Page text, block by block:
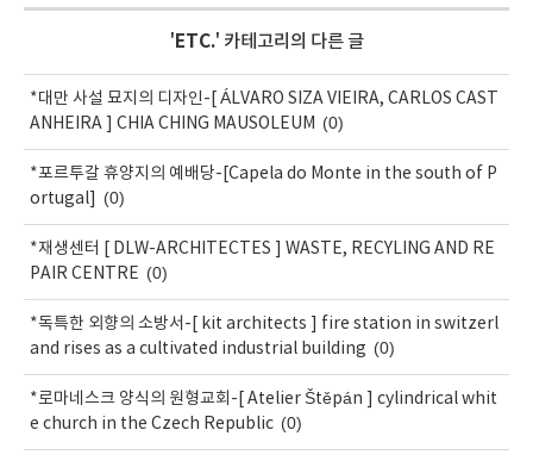
' ETC.' 카테고리의 다른 글
*대만 사설 묘지의 디자인-[ ÁLVARO SIZA VIEIRA, CARLOS CAST
ANHEIRA ] CHIA CHING MAUSOLEUM (0)
*포르투갈 휴양지의 예배당-[Capela do Monte in the south of P
ortugal]
(0)
*재생센터 [ DLW-ARCHITECTES ] WASTE, RECYLING AND RE
PAIR CENTRE (0)
*독특한 외향의 소방서-[ kit architects ] fire station in switzerl
and rises as a cultivated industrial building (0)
*로마네스크 양식의 원형교회-[ Atelier Štěpán ] cylindrical whit
e church in the Czech Republic (0)